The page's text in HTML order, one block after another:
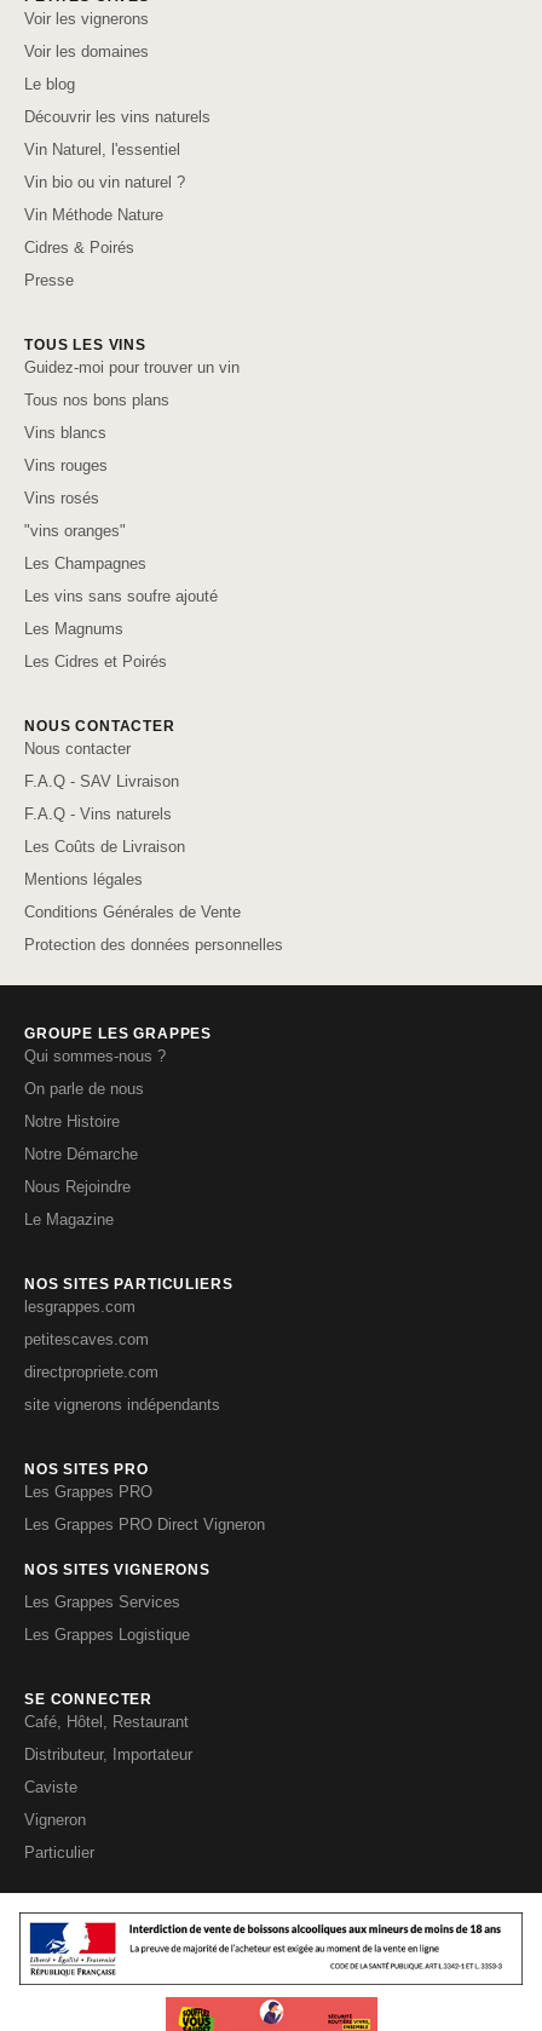
Voir les vignerons
Voir les domaines
Le blog
Découvrir les vins naturels
Vin Naturel, l'essentiel
Vin bio ou vin naturel ?
Vin Méthode Nature
Cidres & Poirés
Presse
TOUS LES VINS
Guidez-moi pour trouver un vin
Tous nos bons plans
Vins blancs
Vins rouges
Vins rosés
"vins oranges"
Les Champagnes
Les vins sans soufre ajouté
Les Magnums
Les Cidres et Poirés
NOUS CONTACTER
Nous contacter
F.A.Q - SAV Livraison
F.A.Q - Vins naturels
Les Coûts de Livraison
Mentions légales
Conditions Générales de Vente
Protection des données personnelles
GROUPE LES GRAPPES
Qui sommes-nous ?
On parle de nous
Notre Histoire
Notre Démarche
Nous Rejoindre
Le Magazine
NOS SITES PARTICULIERS
lesgrappes.com
petitescaves.com
directpropriete.com
site vignerons indépendants
NOS SITES PRO
Les Grappes PRO
Les Grappes PRO Direct Vigneron
NOS SITES VIGNERONS
Les Grappes Services
Les Grappes Logistique
SE CONNECTER
Café, Hôtel, Restaurant
Distributeur, Importateur
Caviste
Vigneron
Particulier